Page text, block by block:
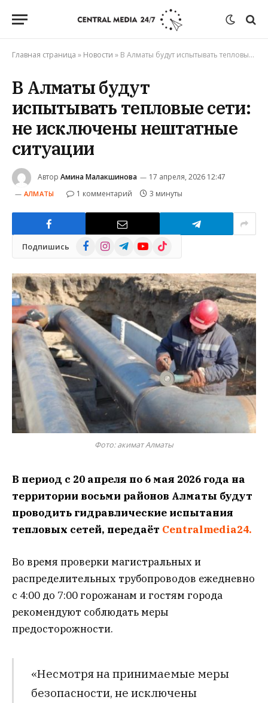
Главная страница » Новости » В Алматы будут испытывать тепловые сети: не исключены нештатные ситуации
В Алматы будут
испытывать тепловые сети:
не исключены нештатные
ситуации
Автор Амина Малакшинова 17 апреля, 2026 12:47
АЛМАТЫ 1 комментарий 3 минуты
Подпишись FacebookInstagramTelegramYouTube
TikTok
Фото: акимат Алматы
В период с 20 апреля по 6 мая 2026 года на
территории восьми районов Алматы будут
проводить гидравлические испытания
тепловых сетей, передаёт Centralmedia24.
Во время проверки магистральных и
распределительных трубопроводов ежедневно
с 4:00 до 7:00 горожанам и гостям города
рекомендуют соблюдать меры
предосторожности.
«Несмотря на принимаемые меры
безопасности, не исключены